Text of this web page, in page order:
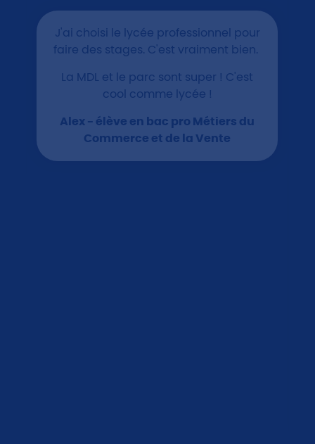
J'ai choisi le lycée professionnel pour
faire des stages. C'est vraiment bien.
La MDL et le parc sont super ! C'est
cool comme lycée !
Alex - élève en bac pro Métiers du
Commerce et de la Vente